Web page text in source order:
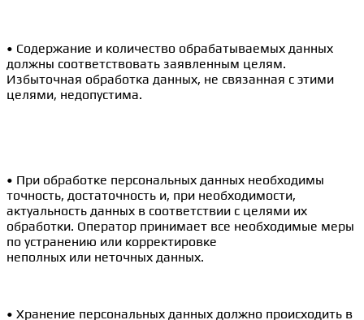
• Содержание и количество обрабатываемых данных
должны соответствовать заявленным целям.
Избыточная обработка данных, не связанная с этими
целями, недопустима.
• При обработке персональных данных необходимы
точность, достаточность и, при необходимости,
актуальность данных в соответствии с целями их
обработки. Оператор принимает все необходимые меры
по устранению или корректировке
неполных или неточных данных.
• Хранение персональных данных должно происходить в